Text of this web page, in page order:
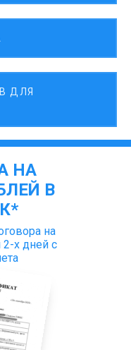
ДЛЯ
НА
В
на
2-х дней с